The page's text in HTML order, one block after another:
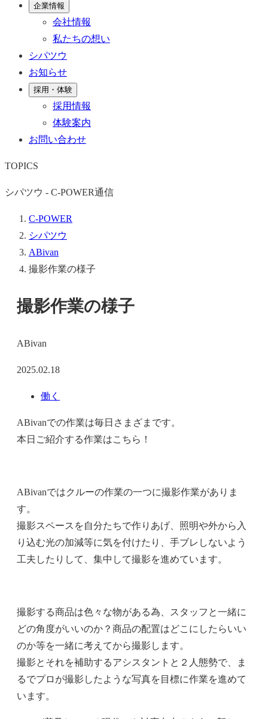
企業情報
会社情報
私たちの想い
シパツウ
お知らせ
採用・体験
採用情報
体験案内
お問い合わせ
TOPICS
シパツウ - C-POWER通信
C-POWER
シパツウ
ABivan
撮影作業の様子
撮影作業の様子
ABivan
2025.02.18
働く
ABivanでの作業は毎日さまざまです。
本日ご紹介する作業はこちら！
ABivanではクルーの作業の一つに撮影作業がありま
す。
撮影スペースを自分たちで作りあげ、照明や外から入
り込む光の加減等に気を付けたり、手ブレしないよう
工夫したりして、集中して撮影を進めています。
撮影する商品は色々な物がある為、スタッフと一緒に
どの角度がいいのか？商品の配置はどこにしたらいい
のか等を一緒に考えてから撮影します。
撮影とそれを補助するアシスタントと２人態勢で、ま
るでプロが撮影したような写真を目標に作業を進めて
います。